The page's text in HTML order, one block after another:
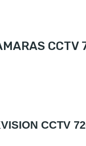
CCTV
CCTV